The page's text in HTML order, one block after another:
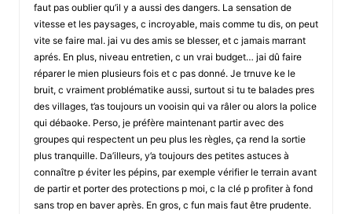
faut pas oublier qu’il y a aussi des dangers. La sensation de
vitesse et les paysages, c incroyable, mais comme tu dis, on peut
vite se faire mal. jai vu des amis se blesser, et c jamais marrant
aprés. En plus, niveau entretien, c un vrai budget… jai dû faire
réparer le mien plusieurs fois et c pas donné. Je trnuve ke le
bruit, c vraiment problématike aussi, surtout si tu te balades pres
des villages, t’as toujours un vooisin qui va râler ou alors la police
qui débaoke. Perso, je préfère maintenant partir avec des
groupes qui respectent un peu plus les règles, ça rend la sortie
plus tranquille. Da’illeurs, y’a toujours des petites astuces à
connaître p éviter les pépins, par exemple vérifier le terrain avant
de partir et porter des protections p moi, c la clé p profiter à fond
sans trop en baver après. En gros, c fun mais faut être prudente.